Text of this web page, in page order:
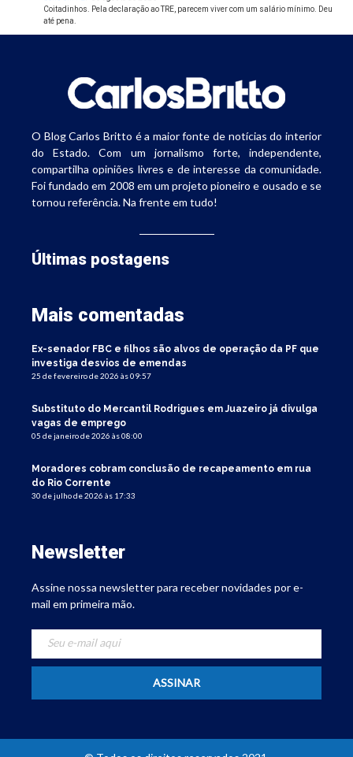
Coitadinhos. Pela declaração ao TRE, parecem viver com um salário mínimo. Deu
até pena.
O Blog Carlos Britto é a maior fonte de notícias do interior
do Estado. Com um jornalismo forte, independente,
compartilha opiniões livres e de interesse da comunidade.
Foi fundado em 2008 em um projeto pioneiro e ousado e se
tornou referência. Na frente em tudo!
Últimas postagens
Mais comentadas
Ex-senador FBC e filhos são alvos de operação da PF que
investiga desvios de emendas
25 de fevereiro de 2026 às 09:57
Substituto do Mercantil Rodrigues em Juazeiro já divulga
vagas de emprego
05 de janeiro de 2026 às 08:00
Moradores cobram conclusão de recapeamento em rua
do Rio Corrente
30 de julho de 2026 às 17:33
Newsletter
Assine nossa newsletter para receber novidades por e-
mail em primeira mão.